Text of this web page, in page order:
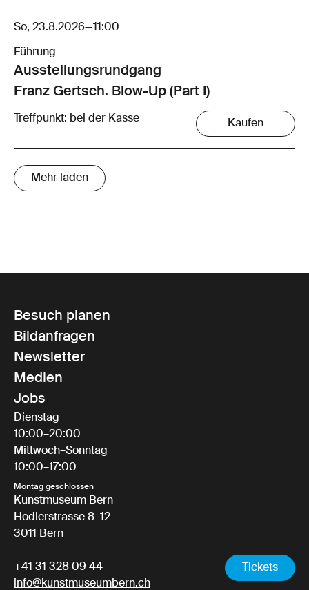
So, 23.8.2026—11:00
Führung
Ausstellungsrund­gang
Franz Gertsch. Blow-Up (Part I)
Treffpunkt: bei der Kasse Kaufen
Mehr laden
Tickets
Besuch planen
Bildanfragen
Newsletter
Medien
Jobs
Dienstag
10:00–20:00
Mittwoch–Sonntag
10:00–17:00
Montag geschlossen
Kunstmuseum Bern
Hodlerstrasse 8–12
3011 Bern
+41 31 328 09 44
info@kunstmuseumbern.ch